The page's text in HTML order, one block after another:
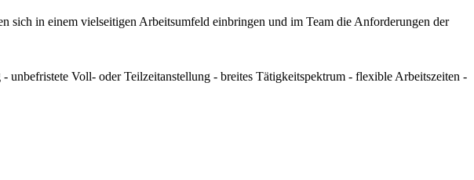
in einem vielseitigen Arbeitsumfeld einbringen und im Team die Anforderungen der
Voll- oder Teilzeitanstellung - breites Tätigkeitspektrum - flexible Arbeitszeiten -